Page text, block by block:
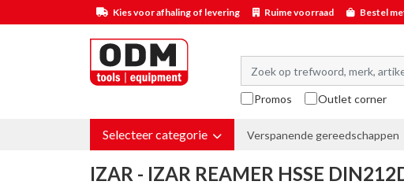
Kies voor afhaling of levering Ruime voorraad Bestel
Promos Outlet corner
Selecteer categorie Verspanende gereedschappen
IZAR - IZAR REAMER HSSE